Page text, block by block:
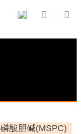
 
酸胆碱(MSPC)